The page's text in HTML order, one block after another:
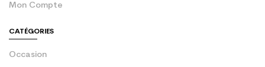
Mon Compte
CATÉGORIES
Occasion